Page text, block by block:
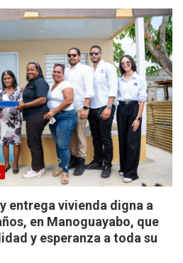
entrega vivienda digna a
en Manoguayabo, que
y esperanza a toda su